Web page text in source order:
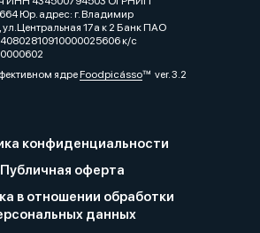
Юр. адрес: г. Владимир
17а к 2 Банк ПАО
к/с
ядреFoodpicássover. 3.2
конфиденциальности
Публичная оферта
в отношении обработки
данных